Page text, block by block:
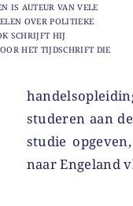
IS AUTEUR VAN VELE
OVER POLITIEKE
SCHRIJFT HIJ
HET TIJDSCHRIFT DIE
studeren aan
studie
naar Engeland